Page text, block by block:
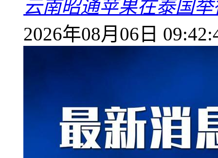
云南昭通苹果在泰国
2026年08月06日